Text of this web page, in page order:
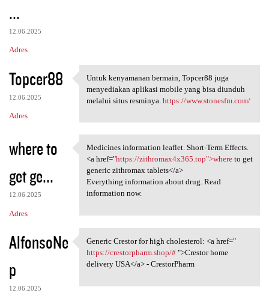
...
12.06.2025
Adres
Topcer88
12.06.2025
Adres
Untuk kenyamanan bermain,
Untuk kenyamanan bermain, Topcer88 juga
menyediakan aplikasi mobile yang bisa diunduh
melalui situs resminya. https://www.stonesfm.com/
where to
get ge...
12.06.2025
Adres
Medicines information leaflet
Medicines information leaflet. Short-Term Effects.
<a href="https://zithromax4x365.top">whereto get
generic zithromax tablets</a>
Everything information about drug. Read
information now.
AlfonsoNe
p
12.06.2025
Generic Crestor for high
Generic Crestor for high cholesterol: <a href="
https://crestorpharm.shop/#">Crestor home
delivery USA</a> - CrestorPharm